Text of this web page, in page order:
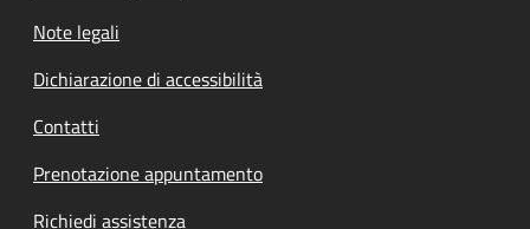
Note legali
Dichiarazione di accessibilità
Contatti
Prenotazione appuntamento
Richiedi assistenza